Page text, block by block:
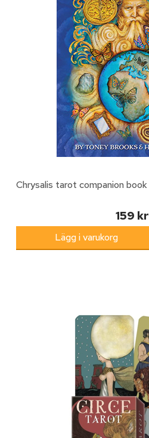
Chrysalis tarot companion book
159 kr